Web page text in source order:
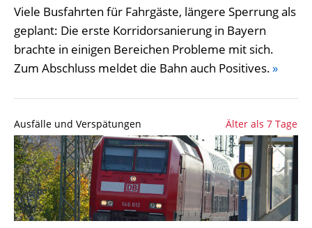
Viele Busfahrten für Fahrgäste, längere Sperrung als
geplant: Die erste Korridorsanierung in Bayern
brachte in einigen Bereichen Probleme mit sich.
Zum Abschluss meldet die Bahn auch Positives.»
Ausfälle und Verspätungen Älter als 7 Tage